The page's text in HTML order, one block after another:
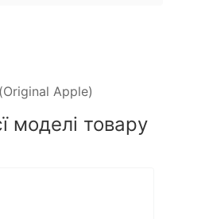
Apple)
моделі товару